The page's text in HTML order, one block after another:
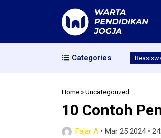
Categories
Home »Uncategorized
10 Contoh
Fajar A • Mar 25 2024•